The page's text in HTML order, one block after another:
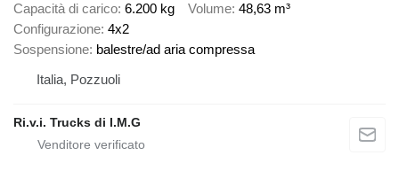
Capacità di carico 6.200 kg Volume 48,63 m³
Configurazione 4x2
Sospensione balestre/ad aria compressa
Italia, Pozzuoli
Ri.v.i. Trucks di I.M.G